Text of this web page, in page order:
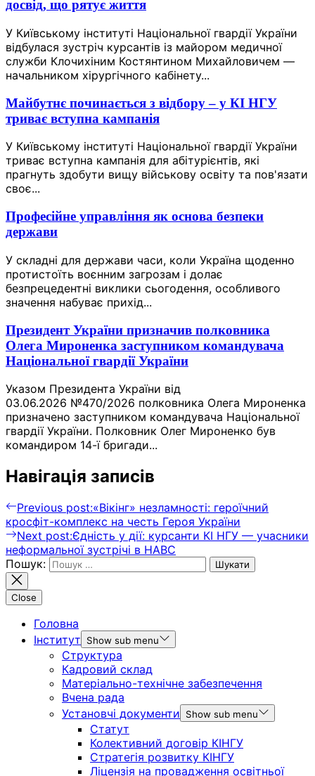
досвід, що рятує життя
У Київському інституті Національної гвардії України
відбулася зустріч курсантів із майором медичної
служби Клочихіним Костянтином Михайловичем —
начальником хірургічного кабінету...
Майбутнє починається з відбору – у КІ НГУ
триває вступна кампанія
У Київському інституті Національної гвардії України
триває вступна кампанія для абітурієнтів, які
прагнуть здобути вищу військову освіту та пов'язати
своє...
Професійне управління як основа безпеки
держави
У складні для держави часи, коли Україна щоденно
протистоїть воєнним загрозам і долає
безпрецедентні виклики сьогодення, особливого
значення набуває прихід...
Президент України призначив полковника
Олега Мироненка заступником командувача
Національної гвардії України
Указом Президента України від
03.06.2026 №470/2026 полковника Олега Мироненка
призначено заступником командувача Національної
гвардії України. Полковник Олег Мироненко був
командиром 14-ї бригади...
Навігація записів
Previous post:«Вікінг» незламності: героїчний
кросфіт-комплекс на честь Героя України
Next post:Єдність у дії: курсанти КІ НГУ — учасники
неформальної зустрічі в НАВС
Пошук:
Close
Головна
Інститут
Show sub menu
Структура
Кадровий склад
Матеріально-технічне забезпечення
Вчена рада
Установчі документи
Show sub menu
Статут
Колективний договір КІНГУ
Стратегія розвитку КІНГУ
Ліцензія на провадження освітньої